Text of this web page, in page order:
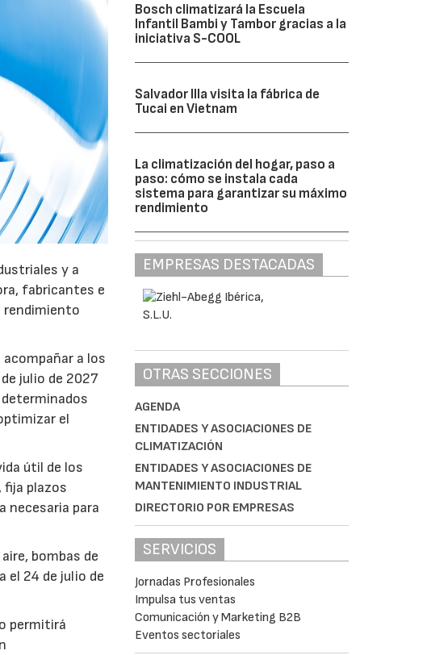
y a
fabricantes e
rendimiento
a los
julio de 2027
el
útil de los
fija plazos
necesaria para
bombas de
el 24 de julio de
permitirá
Bosch climatizará la Escuela
Infantil Bambi y Tambor gracias a la
iniciativa S-COOL
Salvador Illa visita la fábrica de
Tucai en Vietnam
La climatización del hogar, paso a
paso: cómo se instala cada
sistema para garantizar su máximo
rendimiento
EMPRESAS DESTACADAS
OTRAS SECCIONES
AGENDA
ENTIDADES Y ASOCIACIONES DE
CLIMATIZACIÓN
ENTIDADES Y ASOCIACIONES DE
MANTENIMIENTO INDUSTRIAL
DIRECTORIO POR EMPRESAS
SERVICIOS
Jornadas Profesionales
Impulsa tus ventas
Comunicación y Marketing B2B
Eventos sectoriales